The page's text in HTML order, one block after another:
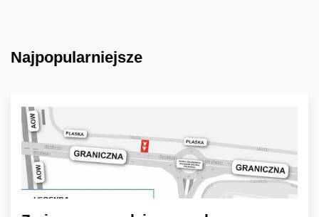
Najpopularniejsze